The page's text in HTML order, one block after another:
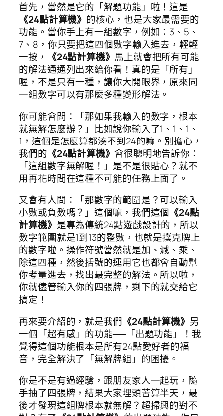
首先，當然是它的「解題功能」啦！這是
《24點計算機》 的核心，也是大家最需要的
功能。當你手上有一組數字，例如：3、5、
7、8，你只要把這四個數字輸入進去，輕輕
一按，
《24點計算機》 馬上就會把所有可能
的解法通通列出來給你看！真的是「所有」
喔，不是只有一種，讓你大開眼界，原來同
一組數字可以有那麼多種變形解法。
你可能會問：「那如果我輸入的數字，根本
就無解怎麼辦？」比如說你輸入了1、1、1、
1，這個是怎麼算都湊不到24的嘛。別擔心，
我們的 《24點計算機》 會很聰明地告訴你：
「這組數字無解喔！」是不是很貼心？就不
用再花時間在這種不可能的任務上面了。
又會有人問：「那數字的範圍是？可以輸入
小數或負數嗎？」這個嘛，我們這個 《24點
計算機》 是專為傳統24點遊戲設計的，所以
數字範圍就是1到13的整數，也就是撲克牌上
的數字啦。操作符號當然就是加、減、乘、
除這四種，然後括號的運用它也都會自動幫
你考量進去，找出最完整的解法。所以啦，
你就儘管輸入你的四張牌，剩下的就交給它
搞定！
再來要介紹的，就是我們 《24點計算機》 另
一個「超有感」的功能──「出題功能」！我
覺得這個功能根本是所有24點愛好者的福
音，完全解決了「無解牌組」的困擾。
你是不是有過經驗，跟朋友家人一起玩，隨
手抽了四張牌，結果大家埋頭苦算半天，最
後才發現這組牌根本就無解？超掃興的對不